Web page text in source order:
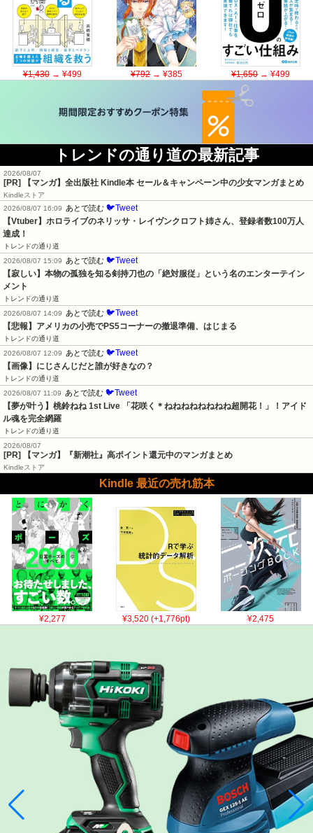
¥1,430→ ¥499 ¥792→ ¥385 ¥1,650→ ¥499
トレンドの通り道の最新記事
2026/08/07
[PR] 【マンガ】全出版社 Kindle本 セール＆キャンペーン中の少女マンガまとめ
Kindleストア
2026/08/07 16:09
あとで読む 🐦Tweet
【Vtuber】ホロライブのネリッサ・レイヴンクロフト姉さん、登録者数100万人
達成！
トレンドの通り道
2026/08/07 15:09
あとで読む 🐦Tweet
【寂しい】本物の孤独を知る剣持刀也の「絶対服従」という名のエンターテイン
メント
トレンドの通り道
2026/08/07 14:09
あとで読む 🐦Tweet
【悲報】アメリカの小売でPS5コーナーの撤退準備、はじまる
トレンドの通り道
2026/08/07 12:09
あとで読む 🐦Tweet
【画像】にじさんじだと誰が好きなの？
トレンドの通り道
2026/08/07 11:09
あとで読む 🐦Tweet
【夢が叶う】桃鈴ねね 1st Live 「花咲く＊ねねねねねねねね超開花！」！アイド
ル魂を完全網羅
トレンドの通り道
2026/08/07
[PR] 【マンガ】『新潮社』高ポイント還元中のマンガまとめ
Kindleストア
Kindle 最近の売れ筋本
¥2,277 ¥3,520 (+1,776pt) ¥2,475